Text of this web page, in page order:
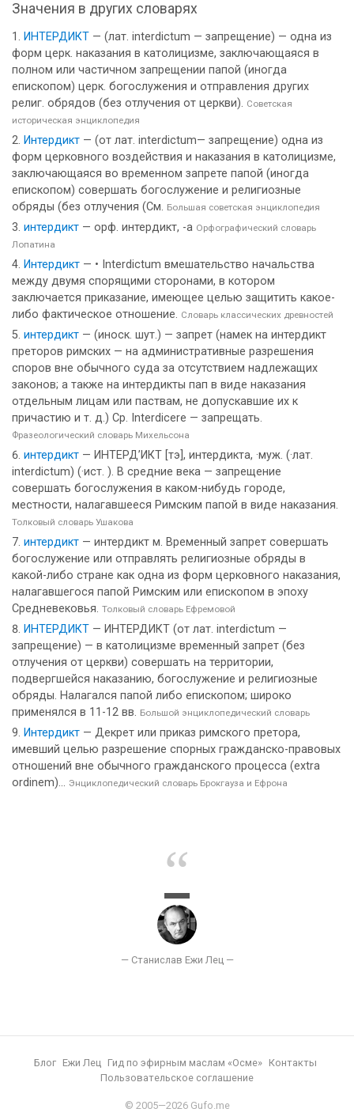
Значения в других словарях
ИНТЕРДИКТ — (лат. interdictum — запрещение) — одна из
форм церк. наказания в католицизме, заключающаяся в
полном или частичном запрещении папой (иногда
епископом) церк. богослужения и отправления других
религ. обрядов (без отлучения от церкви). Советская
историческая энциклопедия
Интердикт — (от лат. interdictum— запрещение) одна из
форм церковного воздействия и наказания в католицизме,
заключающаяся во временном запрете папой (иногда
епископом) совершать богослужение и религиозные
обряды (без отлучения (См. Большая советская энциклопедия
интердикт — орф. интердикт, -а Орфографический словарь
Лопатина
Интердикт — • Interdictum вмешательство начальства
между двумя спорящими сторонами, в котором
заключается приказание, имеющее целью защитить какое-
либо фактическое отношение. Словарь классических древностей
интердикт — (иноск. шут.) — запрет (намек на интердикт
преторов римских — на административные разрешения
споров вне обычного суда за отсутствием надлежащих
законов; а также на интердикты пап в виде наказания
отдельным лицам или паствам, не допускавшие их к
причастию и т. д.) Ср. Interdicere — запрещать.
Фразеологический словарь Михельсона
интердикт — ИНТЕРД’ИКТ [тэ], интердикта, ·муж. (·лат.
interdictum) (·ист. ). В средние века — запрещение
совершать богослужения в каком-нибудь городе,
местности, налагавшееся Римским папой в виде наказания.
Толковый словарь Ушакова
интердикт — интердикт м. Временный запрет совершать
богослужение или отправлять религиозные обряды в
какой-либо стране как одна из форм церковного наказания,
налагавшегося папой Римским или епископом в эпоху
Средневековья. Толковый словарь Ефремовой
ИНТЕРДИКТ — ИНТЕРДИКТ (от лат. interdictum —
запрещение) — в католицизме временный запрет (без
отлучения от церкви) совершать на территории,
подвергшейся наказанию, богослужение и религиозные
обряды. Налагался папой либо епископом; широко
применялся в 11-12 вв. Большой энциклопедический словарь
Интердикт — Декрет или приказ римского претора,
имевший целью разрешение спорных гражданско-правовых
отношений вне обычного гражданского процесса (extra
ordinem)... Энциклопедический словарь Брокгауза и Ефрона
Блог Ежи Лец Гид по эфирным маслам «Осме»
Контакты
Пользовательское соглашение
© 2005—2026 Gufo.me